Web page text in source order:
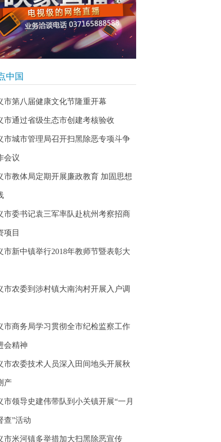
中国
市第八届健康文化节隆重开幕
市通过省级生态市创建考核验收
市城市管理局召开扫黑除恶专项斗争
会议
市教体局定期开展廉政教育 加固思想
市委书记袁三军率队赴杭州考察招商
项目
市新中镇举行2018年教师节暨表彰大
市农委到涉村镇大南沟村开展入户调
市商务局学习贯彻全市纪检监察工作
会精神
市农委技术人员深入田间地头开展秋
产
市领导史建伟带队到小关镇开展“一月
查”活动
市米河镇多举措加大扫黑除恶宣传